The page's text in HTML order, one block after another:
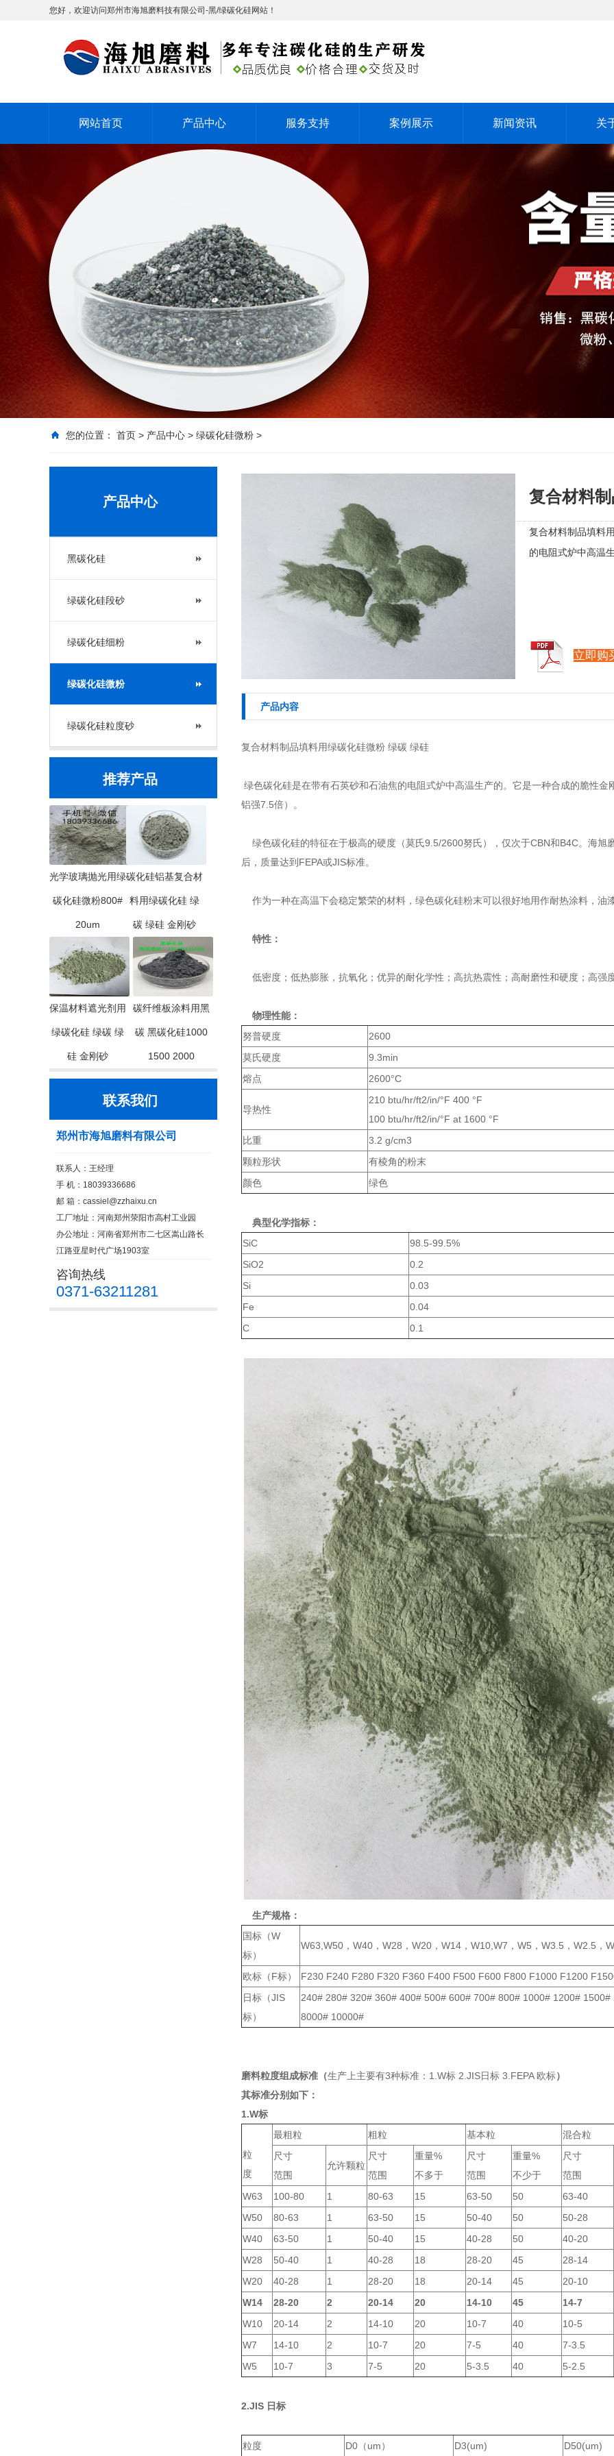
您好，欢迎访问郑州市海旭磨料技有限公司-黑/绿碳化硅网站！
网站首页 产品中心 服务支持 案例展示 新闻资讯 关
您的位置： 首页 > 产品中心 > 绿碳化硅微粉 >
产品中心
黑碳化硅
绿碳化硅段砂
绿碳化硅细粉
绿碳化硅微粉
绿碳化硅粒度砂
推荐产品
光学玻璃抛光用绿
碳化硅微粉800#
20um
碳化硅铝基复合材
料用绿碳化硅 绿
碳 绿硅 金刚砂
保温材料遮光剂用
绿碳化硅 绿碳 绿
硅 金刚砂
碳纤维板涂料用黑
碳 黑碳化硅1000
1500 2000
联系我们
郑州市海旭磨料有限公司
联系人：王经理
手 机：18039336686
邮 箱：cassiel@zzhaixu.cn
工厂地址：河南郑州荥阳市高村工业园
办公地址：河南省郑州市二七区嵩山路长
江路亚星时代广场1903室
咨询热线
0371-63211281
复合材料
复合材料制品填料
的电阻式炉中高温
立即购
产品内容
复合材料制品填料用绿碳化硅微粉 绿碳 绿硅
绿色碳化硅是在带有石英砂和石油焦的电阻式炉中高温生产的。它是一种合成的脆性
铝强7.5倍）。
绿色碳化硅的特征在于极高的硬度（莫氏9.5/2600努氏），仅次于CBN和B4C。海旭
后，质量达到FEPA或JIS标准。
作为一种在高温下会稳定繁荣的材料，绿色碳化硅粉末可以很好地用作耐热涂料，油
特性：
低密度；低热膨胀，抗氧化；优异的耐化学性；高抗热震性；高耐磨性和硬度；高强
物理性能：
努普硬度
2600
莫氏硬度
9.3min
熔点
2600°C
导热性
210 btu/hr/ft2/in/°F 400 °F
100 btu/hr/ft2/in/°F at 1600 °F
比重
3.2 g/cm3
颗粒形状
有棱角的粉末
颜色
绿色
典型化学指标：
SiC
98.5-99.5%
SiO2
0.2
Si
0.03
Fe
0.04
C
0.1
生产规格：
国标（W
标）
W63,W50，W40，W28，W20，W14，W10,W7，W5，W3.5，W2.5，
欧标（F标）
F230 F240 F280 F320 F360 F400 F500 F600 F800 F1000 F1200
日标（JIS
标）
240# 280# 320# 360# 400# 500# 600# 700# 800# 1000# 1200#
8000# 10000#
磨料粒度组成标准（生产上主要有3种标准：1.W标 2.JIS日标 3.FEPA 欧标）
其标准分别如下：
1.W标
粒
度
最粗粒 粗粒 基本粒
混合粒
尺寸
范围
允许颗粒
尺寸
范围
重量%
不多于
尺寸
范围
重量%
不少于
尺寸
范围
W63
100-80 1 80-63 15 63-50 50
63-40
W50
80-63 1 63-50 15 50-40 50
50-28
W40
63-50 1 50-40 15 40-28 50
40-20
W28
50-40 1 40-28 18 28-20 45
28-14
W20
40-28 1 28-20 18 20-14 45
20-10
W14
28-20 2 20-14 20 14-10 45
14-7
W10
20-14 2 14-10 20 10-7 40
10-5
W7
14-10 2 10-7 20 7-5 40
7-3.5
W5
10-7 3 7-5 20 5-3.5 40 5-2.5
2.JIS 日标
粒度 D0（um） D3(um) D50(um)